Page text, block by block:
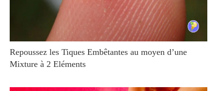
Repoussez les Tiques Embêtantes au moyen d’une
Mixture à 2 Eléments